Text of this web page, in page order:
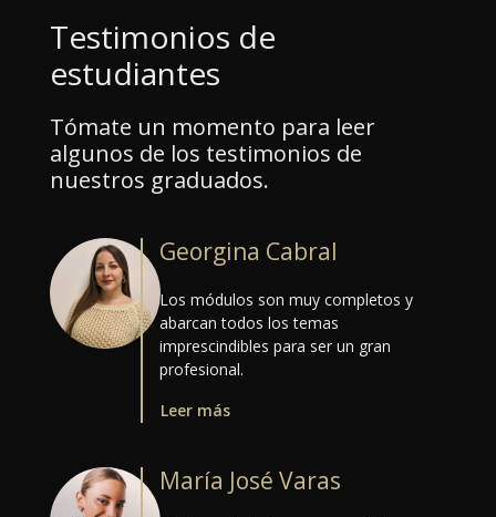
Testimonios de
estudiantes
Tómate un momento para leer
algunos de los testimonios de
nuestros graduados.
Georgina Cabral
Los módulos son muy completos y
abarcan todos los temas
imprescindibles para ser un gran
profesional.
Leer más
María José Varas